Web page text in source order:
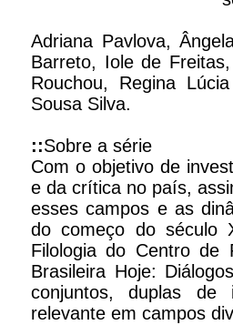
Adriana Pavlova,
Barreto, Iole de
Rouchou, Regina
Sousa Silva.
::Sobre a série
Com o objetivo de
e da crítica no país,
esses campos e as
do começo do século
Filologia do Centro de
Brasileira Hoje:
conjuntos, duplas de
relevante em campos